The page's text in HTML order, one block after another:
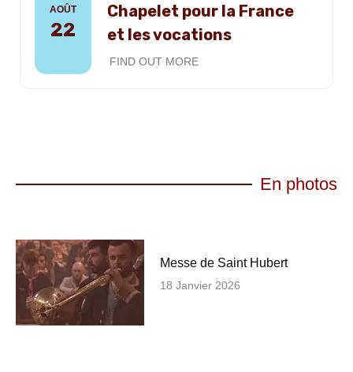
AOÛT
22
Chapelet pour la France
et les vocations
FIND OUT MORE
En photos
Messe de Saint Hubert
18 Janvier 2026